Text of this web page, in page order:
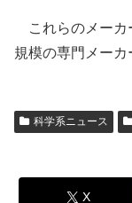
これらのメーカ
規模の専門メーカ
科学系ニュース
X